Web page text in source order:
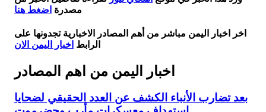
مصدرة اضغط هنا
اخر اخبار اليمن مباشر من أهم المصادر الاخبارية تجدونها على
الرابط اخبار اليمن الان
اخبار اليمن من اهم المصادر
بعد تضارب الأنباء الكشف عن العدد الحقيقي لضحايا